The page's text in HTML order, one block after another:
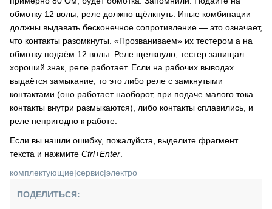
обмотку 12 вольт, реле должно щёлкнуть. Иные комбинации
должны выдавать бесконечное сопротивление — это означает,
что контакты разомкнуты. «Прозваниваем» их тестером а на
обмотку подаём 12 вольт. Реле щелкнуло, тестер запищал —
хороший знак, реле работает. Если на рабочих выводах
выдаётся замыкание, то это либо реле с замкнутыми
контактами (оно работает наоборот, при подаче малого тока
контакты внутри размыкаются), либо контакты сплавились, и
реле непригодно к работе.
Если вы нашли ошибку, пожалуйста, выделите фрагмент
текста и нажмите Ctrl+Enter
комплектующие|сервис|электро
ПОДЕЛИТЬСЯ: